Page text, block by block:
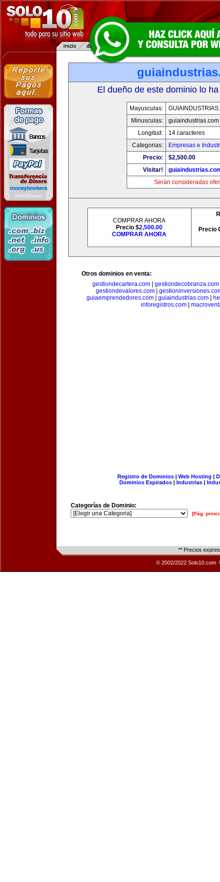
El dueño de este dominio lo
Mayusculas:
Minusculas:
guiaindustrias.com
Longitud:
14 caracteres
Categorias:
Empresas e
Precio:
$2,500.00
Visitar!
Serán consideradas
COMPRAR AHORA
Precio $2,500.00
COMPRAR AHORA
Precio
Otros dominios en venta:
gestiondecartera.com| gestiondecobranza.com
gestiondevalores.com|
guiaemprendedores.com
guiaindustrias.com
inforegistros.com
Registro de Dominios| Web Hosting |
Dominios Expirados | Industrias |
Categorías de Dominio:
[Pág.
** Precios
© 2002/2022 Solo10.com